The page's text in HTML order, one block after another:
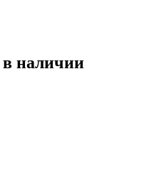
в наличии